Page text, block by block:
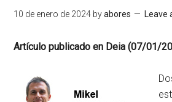
10 de enero de 2024 byabores Leave
Artículo publicado en Deia (07/01/